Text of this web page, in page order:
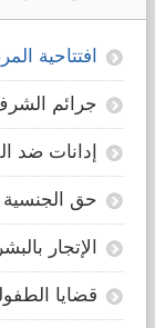
افتتاحية
جرائم
إدانات ضد
حق الجنسية
الإتجار بالبشر
قضايا